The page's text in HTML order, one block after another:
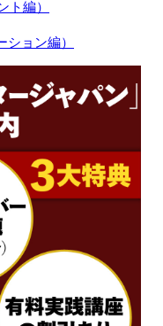
編）
ョン編）